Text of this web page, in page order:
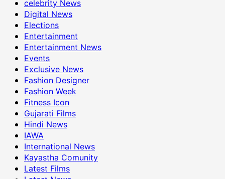
celebrity News
Digital News
Elections
Entertainment
Entertainment News
Events
Exclusive News
Fashion Designer
Fashion Week
Fitness Icon
Gujarati Films
Hindi News
IAWA
International News
Kayastha Comunity
Latest Films